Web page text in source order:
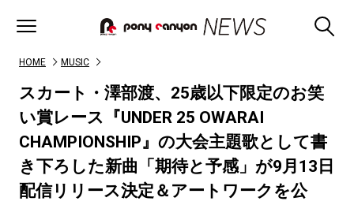
HOME MUSIC
スカート・澤部渡、25歳以下限定のお笑
い賞レース『UNDER 25 OWARAI
CHAMPIONSHIP』の大会主題歌として書
き下ろした新曲「期待と予感」が9月13日
配信リリース決定＆アートワークを公